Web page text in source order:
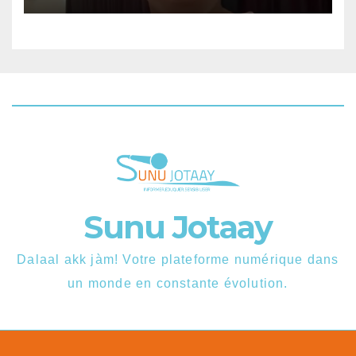
Sunu Jotaay
Dalaal akk jàm! Votre plateforme numérique dans
un monde en constante évolution.